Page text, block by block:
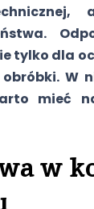
tylko dla
W
mieć
w